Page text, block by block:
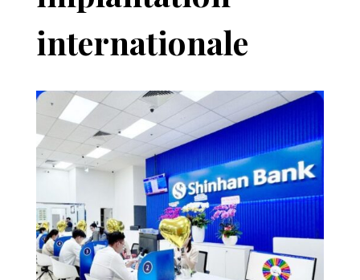
internationale